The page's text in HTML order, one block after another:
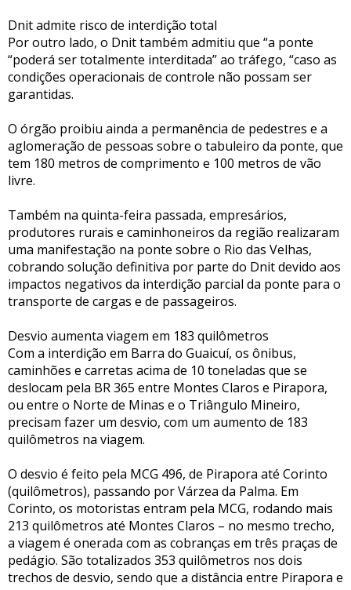
Dnit admite risco de interdição total
Por outro lado, o Dnit também admitiu que “a ponte
“poderá ser totalmente interditada” ao tráfego, “caso as
condições operacionais de controle não possam ser
garantidas.
O órgão proibiu ainda a permanência de pedestres e a
aglomeração de pessoas sobre o tabuleiro da ponte, que
tem 180 metros de comprimento e 100 metros de vão
livre.
Também na quinta-feira passada, empresários,
produtores rurais e caminhoneiros da região realizaram
uma manifestação na ponte sobre o Rio das Velhas,
cobrando solução definitiva por parte do Dnit devido aos
impactos negativos da interdição parcial da ponte para o
transporte de cargas e de passageiros.
Desvio aumenta viagem em 183 quilômetros
Com a interdição em Barra do Guaicuí, os ônibus,
caminhões e carretas acima de 10 toneladas que se
deslocam pela BR 365 entre Montes Claros e Pirapora,
ou entre o Norte de Minas e o Triângulo Mineiro,
precisam fazer um desvio, com um aumento de 183
quilômetros na viagem.
O desvio é feito pela MCG 496, de Pirapora até Corinto
(quilômetros), passando por Várzea da Palma. Em
Corinto, os motoristas entram pela MCG, rodando mais
213 quilômetros até Montes Claros – no mesmo trecho,
a viagem é onerada com as cobranças em três praças de
pedágio. São totalizados 353 quilômetros nos dois
trechos de desvio, sendo que a distância entre Pirapora e